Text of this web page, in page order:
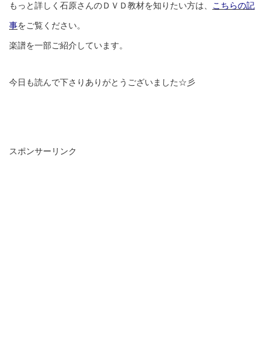
もっと詳しく石原さんのＤＶＤ教材を知りたい方は、 こちらの記
事をご覧ください。
楽譜を一部ご紹介しています。
今日も読んで下さりありがとうございました☆彡
スポンサーリンク